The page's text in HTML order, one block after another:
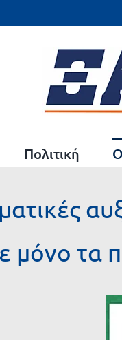
Πολιτική
μόνο τα